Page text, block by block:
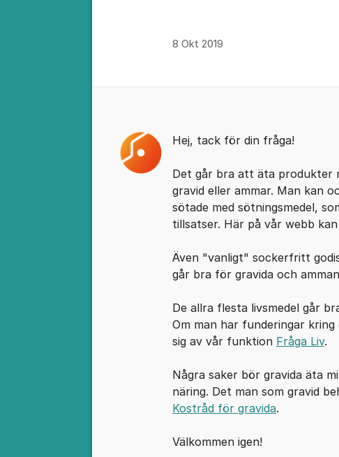
8 Okt 2019
Hej, tack för din fråga!
Det går bra att äta produkter
gravid eller ammar. Man kan
sötade med sötningsmedel,
tillsatser. Här på vår webb
Även "vanligt" sockerfritt
går bra för gravida och
De allra flesta livsmedel går
Om man har funderingar
sig av vår funktion Fråga Liv.
Några saker bör gravida äta
näring. Det man som gravid
Kostråd för gravida.
Välkommen igen!